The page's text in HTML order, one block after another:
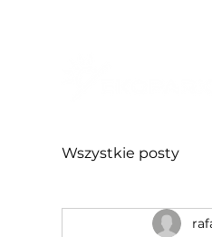
Wszystkie posty
Relacje